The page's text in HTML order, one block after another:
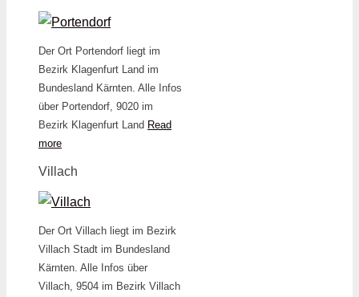
Der Ort Portendorf liegt im
Bezirk Klagenfurt Land im
Bundesland Kärnten. Alle Infos
über Portendorf, 9020 im
Bezirk Klagenfurt Land Read
more
Villach
Der Ort Villach liegt im Bezirk
Villach Stadt im Bundesland
Kärnten. Alle Infos über
Villach, 9504 im Bezirk Villach